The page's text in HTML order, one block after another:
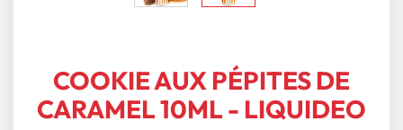
COOKIE AUX PÉPITES DE
CARAMEL 10ML - LIQUIDEO